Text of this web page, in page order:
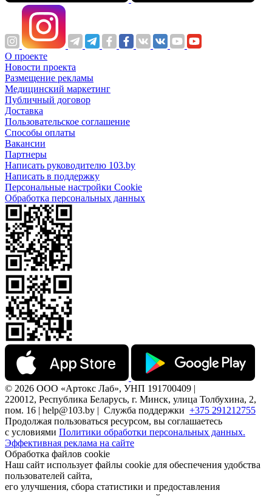
О проекте
Новости проекта
Размещение рекламы
Медицинский маркетинг
Публичный договор
Доставка
Пользовательское соглашение
Способы оплаты
Вакансии
Партнеры
Написать руководителю 103.by
Написать в поддержку
Персональные настройки Cookie
Обработка персональных данных
© 2026 ООО «Артокс Лаб», УНП 191700409 |
220012, Республика Беларусь, г. Минск, улица Толбухина, 2,
пом. 16 | help@103.by | Служба поддержки +375 291212755
Продолжая пользоваться ресурсом, вы соглашаетесь
с условиями Политики обработки персональных данных.
Эффективная реклама на сайте
Обработка файлов cookie
Наш сайт использует файлы cookie для обеспечения удобства
пользователей сайта,
его улучшения, сбора статистики и предоставления